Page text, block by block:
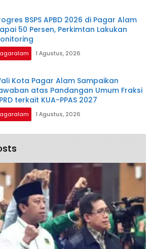
BSPS APBD 2026 di Pagar Alam
50 Persen, Perkimtan Lakukan
1 Agustus, 2026
Kota Pagar Alam Sampaikan
atas Pandangan Umum Fraksi
terkait KUA-PPAS 2027
1 Agustus, 2026